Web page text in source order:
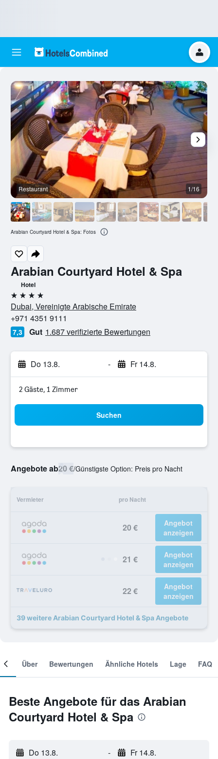
Arabian Courtyard Hotel & Spa
Hotel
4 Sterne
Dubai, Vereinigte Arabische Emirate
+971 4351 9111
7,3 Gut 1.687 verifizierte Bewertungen
Do 13.8. - Fr 14.8.
2 Gäste, 1 Zimmer
Suchen
Angebote ab20 €/Günstigste Option: Preis pro Nacht
Vermieter pro Nacht
20 €
Angebot
anzeigen
21 €
Angebot
anzeigen
22 €
Angebot
anzeigen
39 weitere Arabian Courtyard Hotel & Spa Angebote
Restaurant 1/16
Arabian Courtyard Hotel & Spa: Fotos
Über Bewertungen Ähnliche Hotels Lage FAQ
Beste Angebote für das Arabian
Courtyard Hotel & Spa
Do 13.8. - Fr 14.8.